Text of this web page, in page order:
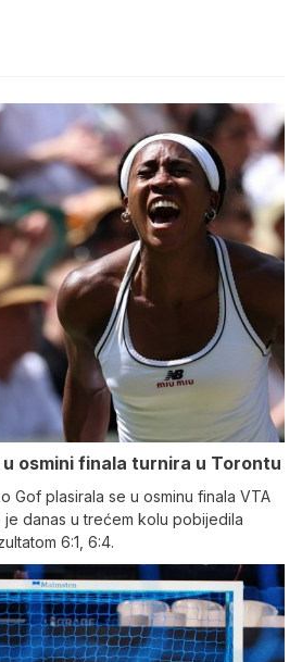
u osmini finala turnira u Torontu
Gof plasirala se u osminu finala VTA
danas u trećem kolu pobijedila
6:1, 6:4.